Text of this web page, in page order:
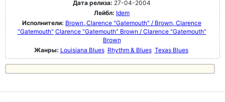
Дата релиза: 27-04-2004
Лейбл: Idem
Исполнители: Brown, Clarence "Gatemouth" / Brown, Clarence
"Gatemouth" Clarence "Gatemouth" Brown / Clarence "Gatemouth"
Brown
Жанры: Louisiana Blues Rhythm & Blues Texas Blues